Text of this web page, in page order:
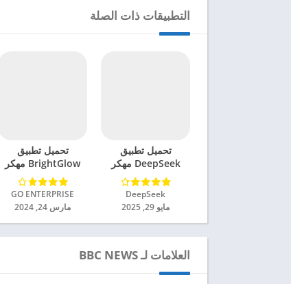
التطبيقات ذات الصلة
تحميل تطبيق
DeepSeek مهكر
للاندرويد 2025
DeepSeek‏
مايو 29, 2025
تحميل تطبيق
BrightGlow مهكر
للاندرويد 2024
GO ENTERPRISE‏
مارس 24, 2024
العلامات لـ BBC NEWS